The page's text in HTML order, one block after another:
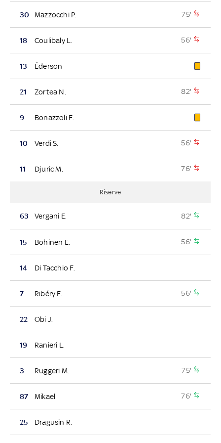
30 Mazzocchi P. 75'
18 Coulibaly L. 56'
13 Éderson
21 Zortea N. 82'
9 Bonazzoli F.
10 Verdi S. 56'
11 Djuric M. 76'
Riserve
63 Vergani E. 82'
15 Bohinen E. 56'
14 Di Tacchio F.
7 Ribéry F. 56'
22 Obi J.
19 Ranieri L.
3 Ruggeri M. 75'
87 Mikael 76'
25 Dragusin R.